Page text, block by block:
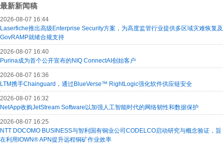
最新新闻稿
2026-08-07 16:44
Laserfiche推出高级Enterprise Security方案，为高度监管行业提供多区域灾难恢复及
GovRAMP就绪合规支持
2026-08-07 16:40
Purina成为首个公开宣布的NIQ ConnectAI创始客户
2026-08-07 16:36
LTM携手Chainguard，通过BlueVerse™ RightLogic强化软件供应链安全
2026-08-07 16:32
NetApp收购JetStream Software以加强人工智能时代的网络韧性和数据保护
2026-08-07 16:25
NTT DOCOMO BUSINESS与智利国有铜业公司CODELCO启动研究与概念验证，旨
在利用IOWN® APN提升远程铜矿作业效率